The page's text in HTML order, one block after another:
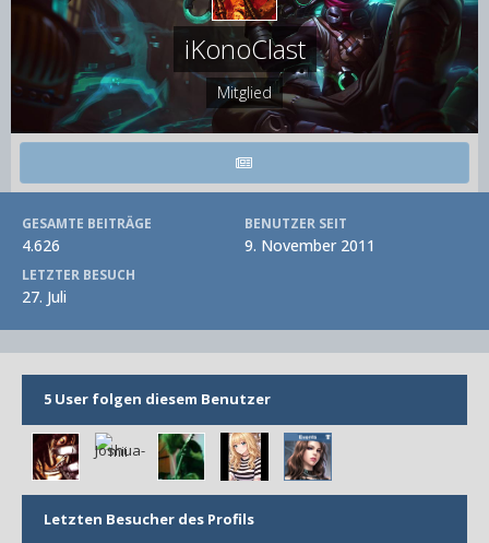
iKonoClast
Mitglied
GESAMTE BEITRÄGE
4.626
BENUTZER SEIT
9. November 2011
LETZTER BESUCH
27. Juli
5 User folgen diesem Benutzer
Letzten Besucher des Profils